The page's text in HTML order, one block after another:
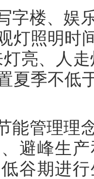
字楼、娱
灯照明时
亮、人
夏季不低
能管理理
避峰生
谷期进